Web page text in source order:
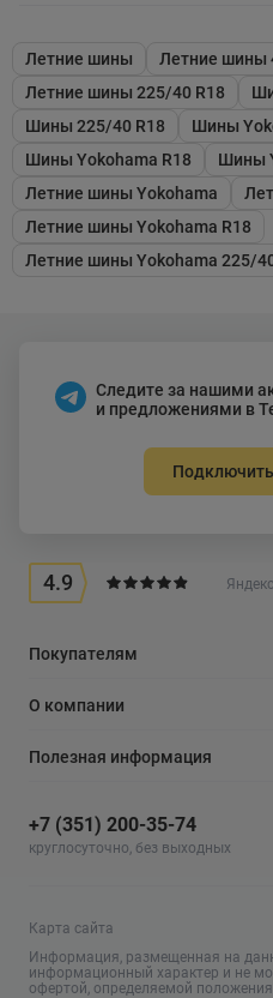
Летние шины Летние шины
Летние шины 225/40 R18
Шины 225/40 R18
Шины
Шины Yokohama R18
Шины
Летние шины Yokohama
Летние шины Yokohama R18
Летние шины Yokohama 225/
Следите за нашими
и предложениями в
4.9
Покупателям
О компании
Полезная информация
+7 (351) 200-35-74
круглосуточно, без выходных
Карта сайта
Информация, размещенная на
информационный характер и не
офертой, определяемой